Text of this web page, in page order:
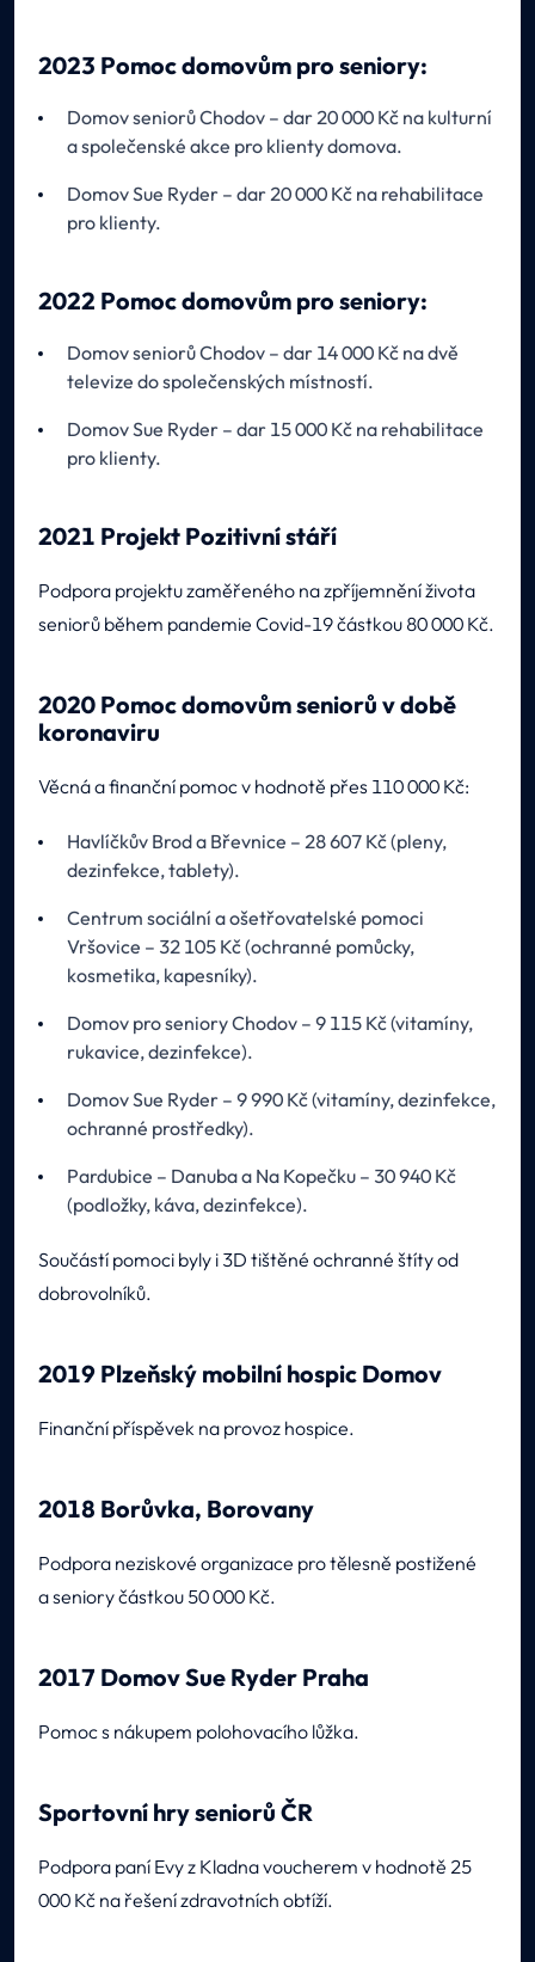
2023 Pomoc domovům pro seniory:
Domov seniorů Chodov – dar 20 000 Kč na kulturní
a společenské akce pro klienty domova.
Domov Sue Ryder – dar 20 000 Kč na rehabilitace
pro klienty.
2022 Pomoc domovům pro seniory:
Domov seniorů Chodov – dar 14 000 Kč na dvě
televize do společenských místností.
Domov Sue Ryder – dar 15 000 Kč na rehabilitace
pro klienty.
2021 Projekt Pozitivní stáří
Podpora projektu zaměřeného na zpříjemnění života
seniorů během pandemie Covid-19 částkou 80 000 Kč.
2020 Pomoc domovům seniorů v době
koronaviru
Věcná a finanční pomoc v hodnotě přes 110 000 Kč:
Havlíčkův Brod a Břevnice – 28 607 Kč (pleny,
dezinfekce, tablety).
Centrum sociální a ošetřovatelské pomoci
Vršovice – 32 105 Kč (ochranné pomůcky,
kosmetika, kapesníky).
Domov pro seniory Chodov – 9 115 Kč (vitamíny,
rukavice, dezinfekce).
Domov Sue Ryder – 9 990 Kč (vitamíny, dezinfekce,
ochranné prostředky).
Pardubice – Danuba a Na Kopečku – 30 940 Kč
(podložky, káva, dezinfekce).
Součástí pomoci byly i 3D tištěné ochranné štíty od
dobrovolníků.
2019 Plzeňský mobilní hospic Domov
Finanční příspěvek na provoz hospice.
2018 Borůvka, Borovany
Podpora neziskové organizace pro tělesně postižené
a seniory částkou 50 000 Kč.
2017 Domov Sue Ryder Praha
Pomoc s nákupem polohovacího lůžka.
Sportovní hry seniorů ČR
Podpora paní Evy z Kladna voucherem v hodnotě 25
000 Kč na řešení zdravotních obtíží.